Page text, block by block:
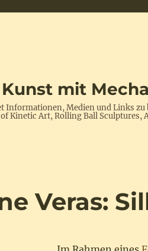
mit
Informationen, Medien und Links
Kinetic Art, Rolling Ball
Veras: